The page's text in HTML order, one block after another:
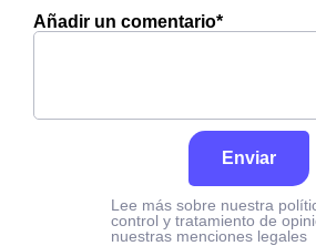
Añadir un comentario*
Enviar
Lee más sobre nuestra
control y tratamiento de
nuestras menciones legales